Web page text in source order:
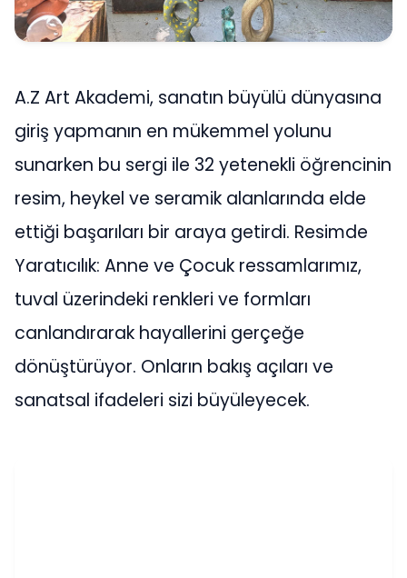
A.Z Art Akademi, sanatın büyülü dünyasına
giriş yapmanın en mükemmel yolunu
sunarken bu sergi ile 32 yetenekli öğrencinin
resim, heykel ve seramik alanlarında elde
ettiği başarıları bir araya getirdi. Resimde
Yaratıcılık: Anne ve Çocuk ressamlarımız,
tuval üzerindeki renkleri ve formları
canlandırarak hayallerini gerçeğe
dönüştürüyor. Onların bakış açıları ve
sanatsal ifadeleri sizi büyüleyecek.